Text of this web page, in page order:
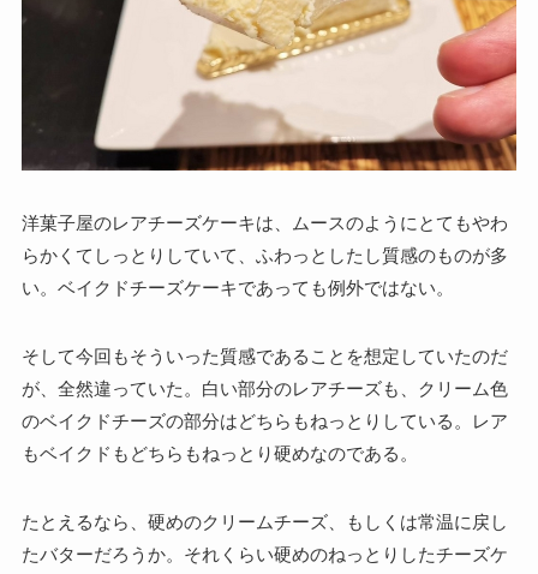
洋菓子屋のレアチーズケーキは、ムースのようにとてもやわ
らかくてしっとりしていて、ふわっとしたし質感のものが多
い。ベイクドチーズケーキであっても例外ではない。
そして今回もそういった質感であることを想定していたのだ
が、全然違っていた。白い部分のレアチーズも、クリーム色
のベイクドチーズの部分はどちらもねっとりしている。レア
もベイクドもどちらもねっとり硬めなのである。
たとえるなら、硬めのクリームチーズ、もしくは常温に戻し
たバターだろうか。それくらい硬めのねっとりしたチーズケ